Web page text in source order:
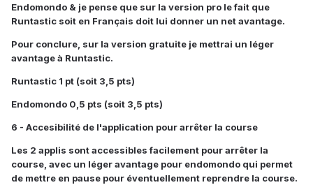
Endomondo & je pense que sur la version pro le fait que
Runtastic soit en Français doit lui donner un net avantage.
Pour conclure, sur la version gratuite je mettrai un léger
avantage à Runtastic.
Runtastic 1 pt (soit 3,5 pts)
Endomondo 0,5 pts (soit 3,5 pts)
6 - Accesibilité de l'application pour arrêter la course
Les 2 applis sont accessibles facilement pour arrêter la
course, avec un léger avantage pour endomondo qui permet
de mettre en pause pour éventuellement reprendre la course.